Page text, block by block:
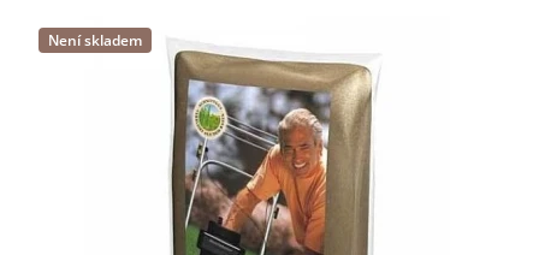
Není skladem